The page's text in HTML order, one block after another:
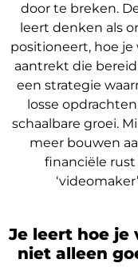
door te breken.
leert denken als
positioneert, hoe
aantrekt die
een strategie
losse
schaalbare groei.
meer bouwen
financiële
Je leert hoe je
niet alleen